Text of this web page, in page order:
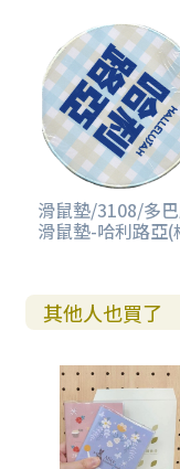
滑鼠墊/3108/多
滑鼠墊-哈利路亞(
其他人也買了